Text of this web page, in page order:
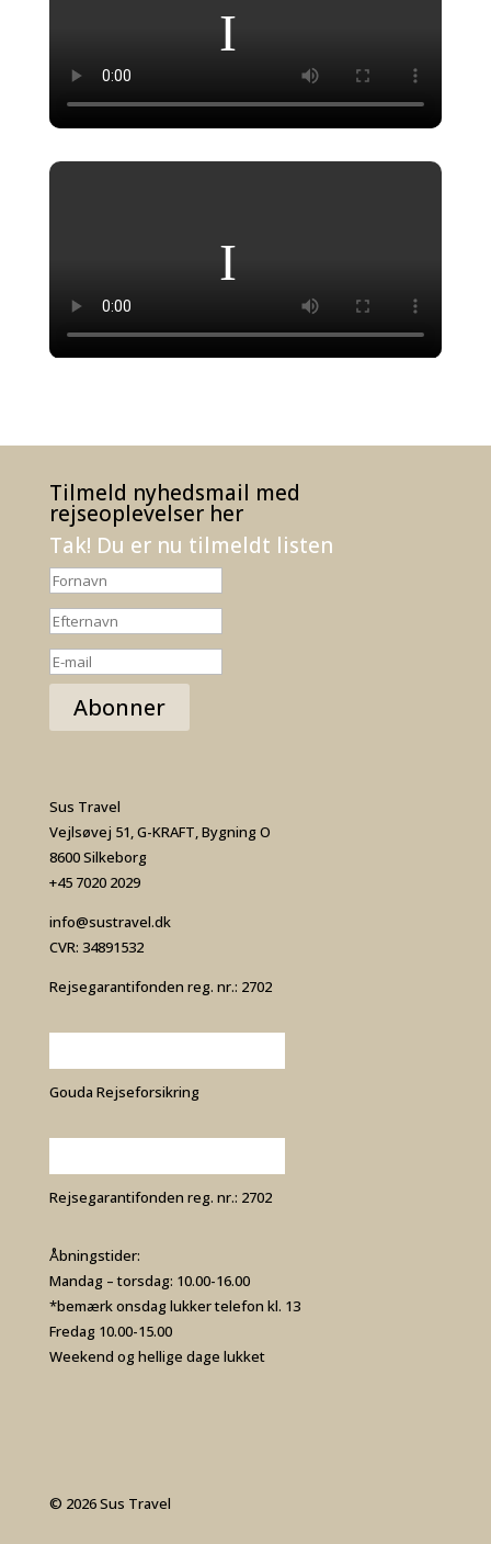
Tilmeld nyhedsmail med
rejseoplevelser her
Tak! Du er nu tilmeldt listen
Abonner
Sus Travel
Vejlsøvej 51, G-KRAFT, Bygning O
8600 Silkeborg
+45 7020 2029
info@sustravel.dk
CVR: 34891532
Rejsegarantifonden reg. nr.: 2702
Gouda Rejseforsikring
Rejsegarantifonden reg. nr.: 2702
Åbningstider:
Mandag – torsdag: 10.00-16.00
*bemærk onsdag lukker telefon kl. 13
Fredag 10.00-15.00
Weekend og hellige dage lukket
© 2026 Sus Travel